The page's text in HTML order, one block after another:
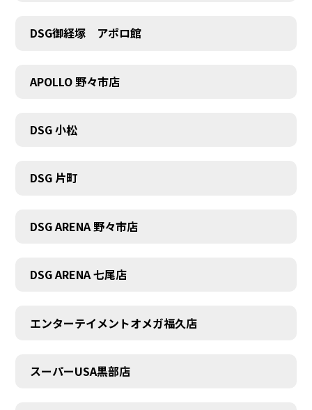
COMPANY
DSG御経塚 アポロ館
APOLLO 野々市店
DSG 小松
DSG 片町
DSG ARENA 野々市店
DSG ARENA 七尾店
エンターテイメントオメガ福久店
スーパーUSA黒部店